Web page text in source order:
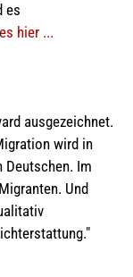
es
hier ...
ausgezeichnet.
wird in
Deutschen. Im
Und